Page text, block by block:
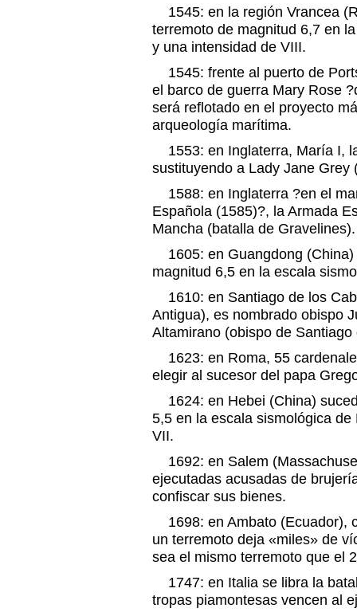
1545: en la región Vrancea
terremoto de magnitud 6,7 en
y una intensidad de VIII.
1545: frente al puerto de
el barco de guerra Mary Rose
será reflotado en el proyecto
arqueología marítima.
1553: en Inglaterra, María I,
sustituyendo a Lady Jane
1588: en Inglaterra ?en el
Española (1585)?, la Armada
Mancha (batalla de Gravelines).
1605: en Guangdong (China)
magnitud 6,5 en la escala
1610: en Santiago de los
Antigua), es nombrado obispo
Altamirano (obispo de Santiago
1623: en Roma, 55
elegir al sucesor del papa
1624: en Hebei (China)
5,5 en la escala sismológica
VII.
1692: en Salem
ejecutadas acusadas de
confiscar sus bienes.
1698: en Ambato (Ecuador),
un terremoto deja «miles» de
sea el mismo terremoto que el
1747: en Italia se libra la
tropas piamontesas vencen al